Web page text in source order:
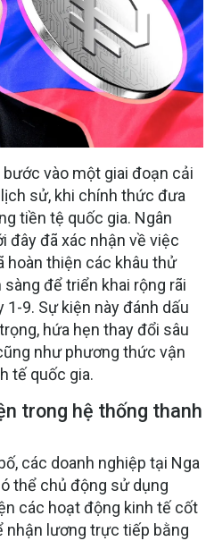
vào một giai đoạn cải
sử, khi chính thức đưa
tiền tệ quốc gia. Ngân
đây đã xác nhận về việc
hoàn thiện các khâu thử
để triển khai rộng rãi
9. Sự kiện này đánh dấu
hứa hẹn thay đổi sâu
như phương thức vận
tế quốc gia.
trong hệ thống thanh
các doanh nghiệp tại Nga
thể chủ động sử dụng
các hoạt động kinh tế cốt
nhận lương trực tiếp bằng